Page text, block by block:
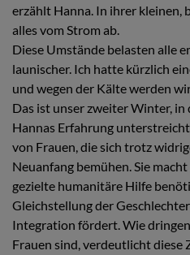
erzählt Hanna. In ihrer kleinen,
alles vom Strom ab.
Diese Umstände belasten alle
launischer. Ich hatte kürzlich
und wegen der Kälte werden
Das ist unser zweiter Winter, in
Hannas Erfahrung
von Frauen, die sich trotz
Neuanfang bemühen. Sie
gezielte humanitäre Hilfe
Gleichstellung der
Integration fördert. Wie
Frauen sind, verdeutlicht diese